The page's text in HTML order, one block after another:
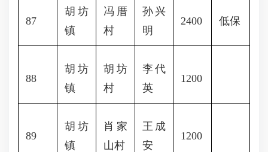
87
胡坊
镇
冯厝
村
孙兴
明
2400 低保
88
胡坊
镇
胡坊
村
李代
英
1200
89
胡坊
镇
肖家
山村
王成
安
1200